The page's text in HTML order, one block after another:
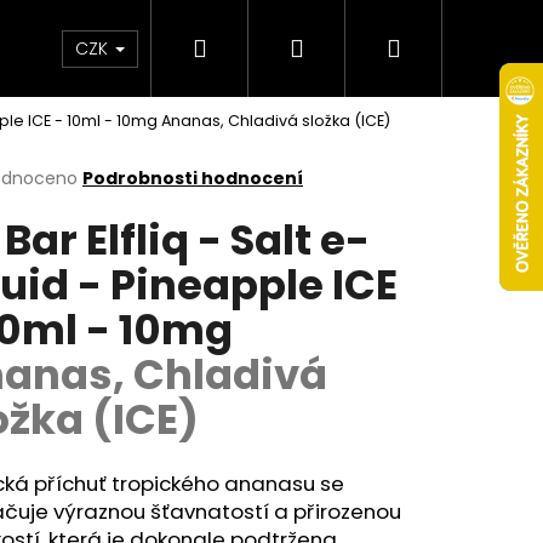
Obchodní podmínky Věrnostní program
CZK Hledat PřihlášeníNákupní
ICE - 10ml - 10mg Ananas, Chladivá složka (ICE)
Podrobnosti hodnocení
Bar Elfliq - Salt e-
- Pineapple ICE
- 10mg
Chladivá
(ICE)
příchuť tropického ananasu se
výraznou šťavnatostí a přirozenou
Následující